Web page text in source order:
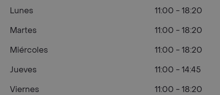
Lunes
11:00 - 18:20
Martes
11:00 - 18:20
Miércoles
11:00 - 18:20
Jueves
11:00 - 14:45
Viernes
11:00 - 18:20